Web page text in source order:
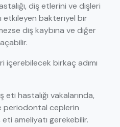
diş etlerini ve dişleri
etkileyen bakteriyel bir
diş kaybına ve diğer
içerebilecek birkaç adımı
hastalığı vakalarında,
periodontal ceplerin
ameliyatı gerekebilir.